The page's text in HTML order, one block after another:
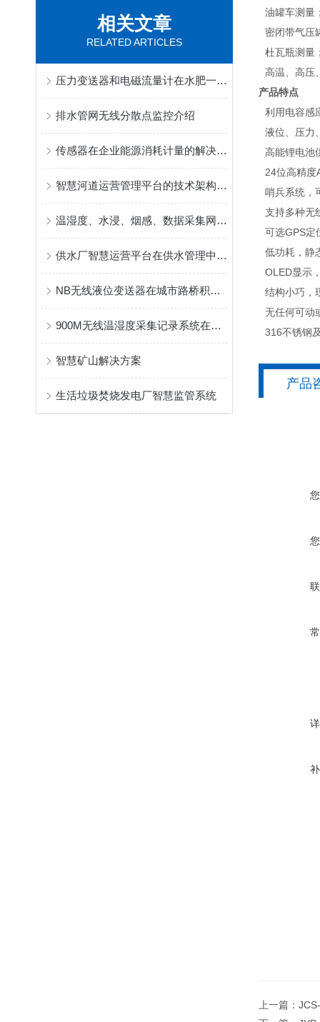
相关文章
RELATED ARTICLES
压力变送器和电磁流量计在水肥一体化行业的解决方案
排水管网无线分散点监控介绍
传感器在企业能源消耗计量的解决方案
智慧河道运营管理平台的技术架构与应用说明
温湿度、水浸、烟感、数据采集网关在城市多媒体公交电子站牌中的应用
供水厂智慧运营平台在供水管理中的作用
NB无线液位变送器在城市路桥积水监测现场的解决方案
900M无线温湿度采集记录系统在药品库房中的应用
智慧矿山解决方案
生活垃圾焚烧发电厂智慧监管系统
• 油罐车测量
• 密闭带气压
• 杜瓦瓶测量
• 高温、高压
产品特点
• 利用电容感
• 液位、压力
• 高能锂电池
24位高精度
• 哨兵系统，
• 支持多种无
• 可选GPS定
• 低功耗，静
OLED显示
• 结构小巧，
• 无任何可动
316不锈钢
产品
上一篇：